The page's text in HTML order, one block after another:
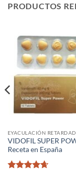
PRODUCTOS
EYACULACIÓN
VIDOFIL SUPER
Receta en España